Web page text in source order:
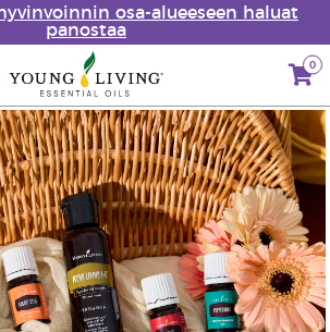
osa-alueeseen haluat
panostaa
0